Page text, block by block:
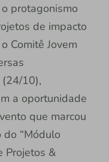
protagonismo
de impacto
Comitê Jovem
(24/10),
a oportunidade
que marcou
do “Módulo
Projetos &